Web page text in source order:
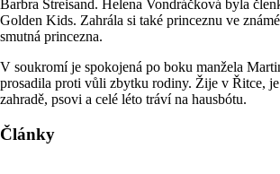
Barbra Streisand. Helena Vondráčková byla
Golden Kids. Zahrála si také princeznu ve
smutná princezna.
V soukromí je spokojená po boku manžela
prosadila proti vůli zbytku rodiny. Žije v Řitce, je
zahradě, psovi a celé léto tráví na hausbótu.
Články